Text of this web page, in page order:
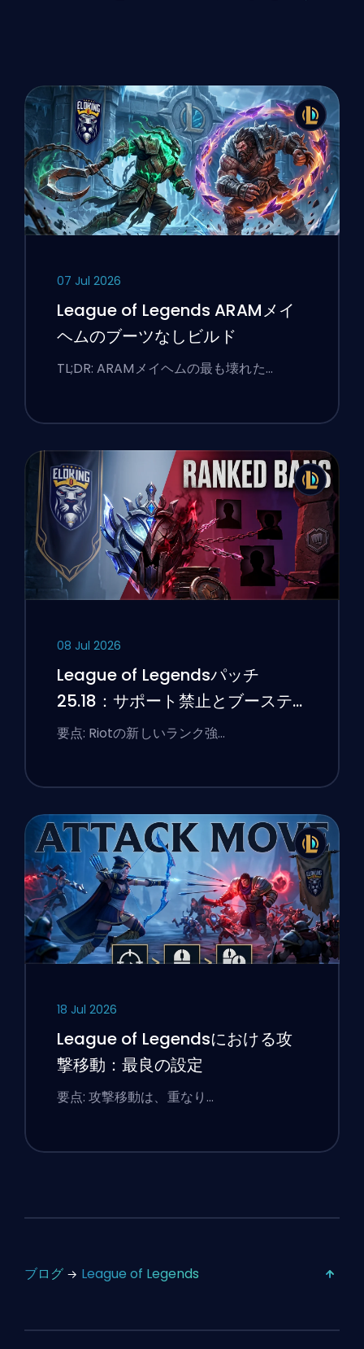
07 Jul 2026
League of Legends ARAMメイ
ヘムのブーツなしビルド
TL;DR: ARAMメイヘムの最も壊れた…
08 Jul 2026
League of Legendsパッチ
25.18：サポート禁止とブーステ
ィングのフラグ
要点: Riotの新しいランク強…
18 Jul 2026
League of Legendsにおける攻
撃移動：最良の設定
要点: 攻撃移動は、重なり…
ブログ League of Legends